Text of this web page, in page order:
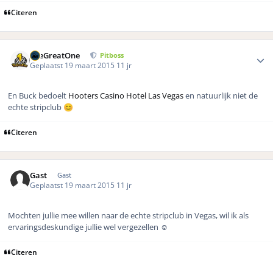
Citeren
TheGreatOne Pitboss
Geplaatst 19 maart 2015 11 jr
En Buck bedoelt Hooters Casino Hotel Las Vegasen natuurlijk niet de
echte stripclub 😊
Citeren
Gast Gast
Geplaatst 19 maart 2015 11 jr
Mochten jullie mee willen naar de echte stripclub in Vegas, wil ik als
ervaringsdeskundige jullie wel vergezellen ☺️
Citeren